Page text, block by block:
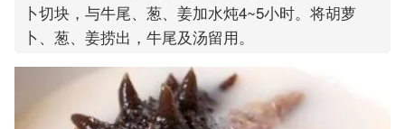
卜切块，与牛尾、葱、姜加水炖4~5小时。将胡萝
卜、葱、姜捞出，牛尾及汤留用。